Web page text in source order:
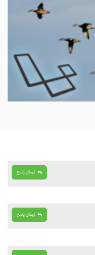
ارسال پاسخ
ارسال پاسخ